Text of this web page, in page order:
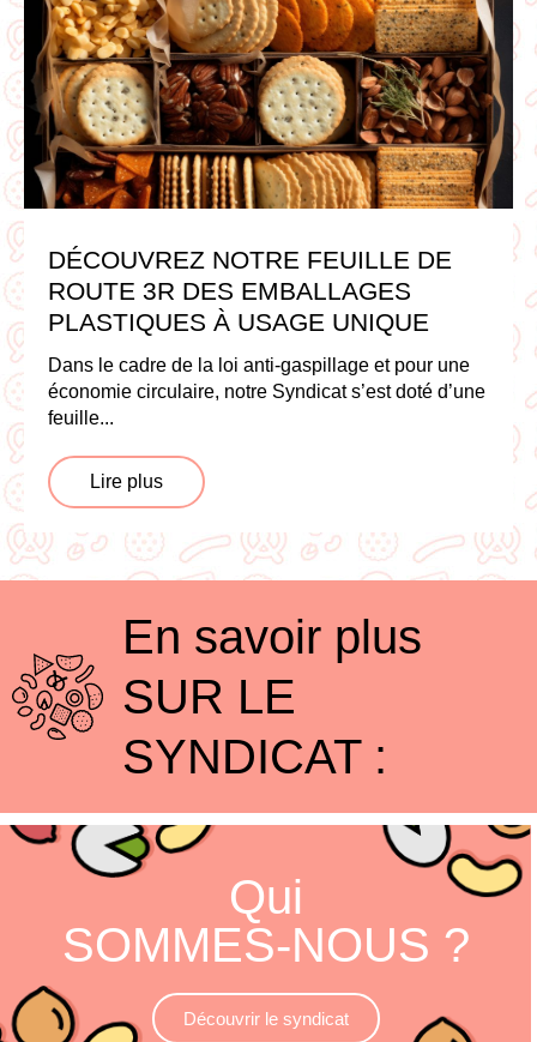
DÉCOUVREZ NOTRE FEUILLE DE
ROUTE 3R DES EMBALLAGES
PLASTIQUES À USAGE UNIQUE
Dans le cadre de la loi anti-gaspillage et pour une
économie circulaire, notre Syndicat s’est doté d’une
feuille...
Lire plus
En savoir plus
SUR LE
SYNDICAT :
Qui
SOMMES-NOUS ?
Découvrir le syndicat